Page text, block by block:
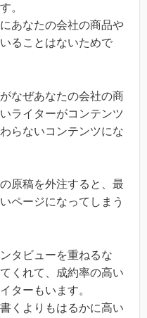
。
あなたの会社の商品や
ることはないためで
なぜあなたの会社の商
ライターがコンテンツ
らないコンテンツにな
原稿を外注すると、最
ページになってしまう
タビューを重ねるな
くれて、成約率の高い
ターもいます。
くよりもはるかに高い